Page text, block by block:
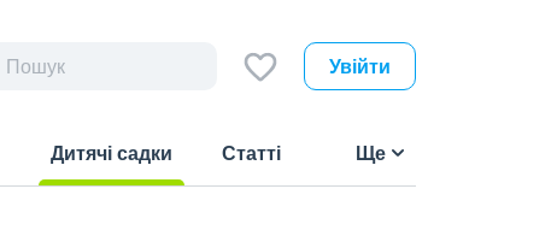
Увійти
Дитячі садки
Статті Ще